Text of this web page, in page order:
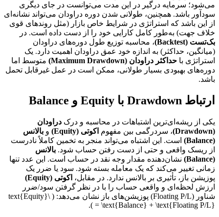
می‌شود؛ سرمایه درگیر در این مدت می‌توانست در جای دیگری
سودآور باشد. همچنین، طولانی شدن دوره دراودان می‌تواند نشانه‌ای
از این باشد که استراتژی در شرایط خاص بازار (مثل روندهای قوی
خلاف جهت) به‌طور کامل کارایی خود را از دست داده است. در
بک‌تست (Backtest)
، محاسبه توزیع طول دوره‌های دراودان
(میانگین، حداکثر) به اندازه خود عمق دراودان اهمیت دارد. یک
استراتژی با حداکثر دراودان (Maximum Drawdown)
متوسط اما
دوره‌های بهبودی بسیار طولانی، ممکن است در عمل غیرقابل تحمل
باشد.
ارتباط Drawdown با Equity و Balance
یکی از ریشه‌ای‌ترین اشتباهات در محاسبه و درک دراودان
(Drawdown)
، سردرگمی بین مفهوم اکوتی (Equity) و بالانس
(Balance)
است. این اشتباه می‌تواند منجر به تخمین کاملاً نادرست
از ریسک واقعی و حتی از دست رفتن حساب شود. بالانس
(Balance)
نشان‌دهنده مقدار وجه نقد در حساب است. این عدد تنها
زمانی تغییر می‌کند که یک معامله بسته شود. سود یا ضرر یک
پوزیشن باز، تأثیری بر بالانس ندارد. در مقابل، اکوتی (Equity)
ارزش لحظه‌ای و واقعی حساب را با در نظر گرفتن سود/ضرر
شناور (Floating P/L) پوزیشن‌های باز نشان می‌دهد: ( \text{Equity}
= \text{Balance} + \text{Floating P/L} ).